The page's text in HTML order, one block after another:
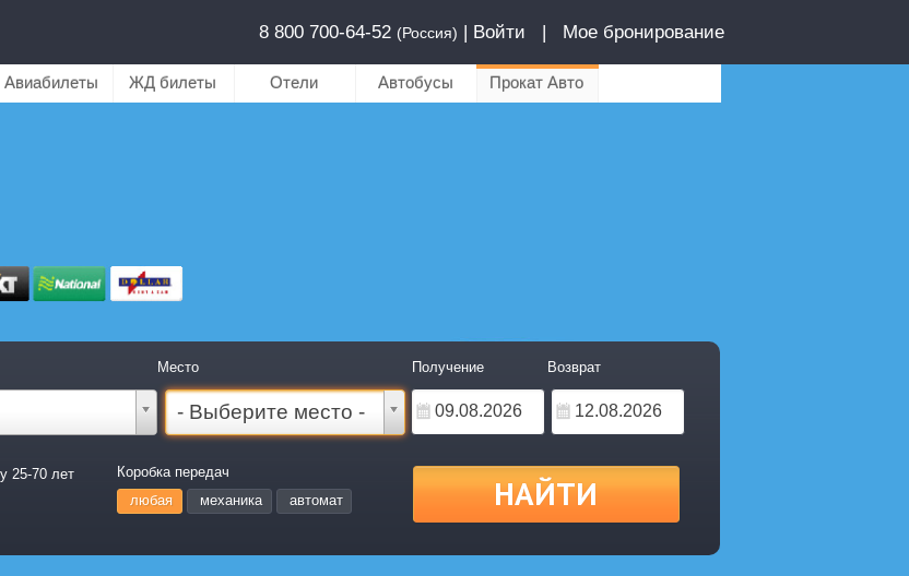
8 800 700-64-52 (Россия) | Войти | Мое бронирование
Авиабилеты ЖД билеты Отели Автобусы Прокат Авто
Место Получение Возврат
- Выберите место -
25-70 лет
Коробка передач
любая
механика автомат НАЙТИ